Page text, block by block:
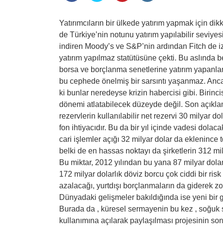
Yatırımcıların bir ülkede yatırım yapmak için
de Türkiye’nin notunu yatırım yapılabilir
indiren Moody’s ve S&P’nin ardından Fitch de
yatırım yapılmaz statütüsüne çekti. Bu
borsa ve borçlanma senetlerine yatırım
bu cephede önelmiş bir sarsıntı yaşanmaz.
ki bunlar neredeyse krizin habercisi gibi.
dönemi atlatabilecek düzeyde değil. Son
rezervlerin kullanılabilir net rezervi 30 milyar
fon ihtiyacıdır. Bu da bir yıl içinde vadesi
cari işlemler açığı 32 milyar dolar da
belki de en hassas noktayı da şirketlerin 312
Bu miktar, 2012 yılından bu yana 87 milyar
172 milyar dolarlık döviz borcu çok ciddi bir
azalacağı, yurtdışı borçlanmaların da giderek
Dünyadaki gelişmeler bakıldığında ise yeni
Burada da , küresel sermayenin bu kez , soğuk
kullanımına açılarak paylaşılması projesinin